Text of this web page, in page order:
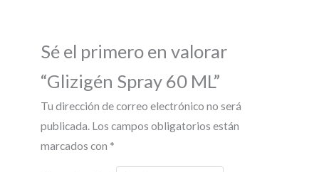
Sé el primero en valorar
“Glizigén Spray 60 ML”
Tu dirección de correo electrónico no será
publicada. Los campos obligatorios están
marcados con *